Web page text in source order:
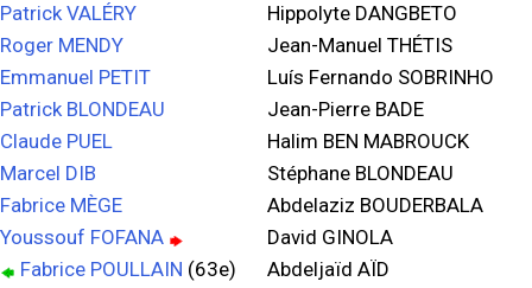
Patrick VALÉRY
Roger MENDY
Emmanuel PETIT
Patrick BLONDEAU
Claude PUEL
Marcel DIB
Fabrice MÈGE
Youssouf FOFANA
Fabrice POULLAIN (63e)
Hippolyte DANGBETO
Jean-Manuel THÉTIS
Luís Fernando SOBRINHO
Jean-Pierre BADE
Halim BEN MABROUCK
Stéphane BLONDEAU
Abdelaziz BOUDERBALA
David GINOLA
Abdeljaïd AÏD